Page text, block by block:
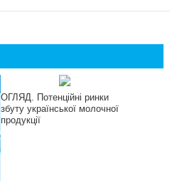
ОГЛЯД. Потенційні ринки
збуту української молочної
продукції